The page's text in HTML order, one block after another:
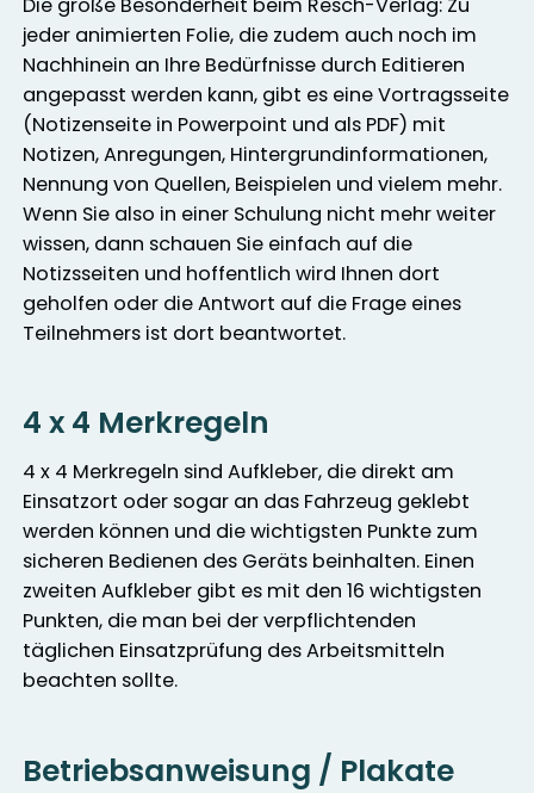
jeder animierten Folie, die zudem auch noch im
Nachhinein an Ihre Bedürfnisse durch Editieren
angepasst werden kann, gibt es eine Vortragsseite
(Notizenseite in Powerpoint und als PDF) mit
Notizen, Anregungen, Hintergrundinformationen,
Nennung von Quellen, Beispielen und vielem mehr.
Wenn Sie also in einer Schulung nicht mehr weiter
wissen, dann schauen Sie einfach auf die
Notizsseiten und hoffentlich wird Ihnen dort
geholfen oder die Antwort auf die Frage eines
Teilnehmers ist dort beantwortet.
4 x 4 Merkregeln
4 x 4 Merkregeln sind Aufkleber, die direkt am
Einsatzort oder sogar an das Fahrzeug geklebt
werden können und die wichtigsten Punkte zum
sicheren Bedienen des Geräts beinhalten. Einen
zweiten Aufkleber gibt es mit den 16 wichtigsten
Punkten, die man bei der verpflichtenden
täglichen Einsatzprüfung des Arbeitsmitteln
beachten sollte.
Betriebsanweisung / Plakate